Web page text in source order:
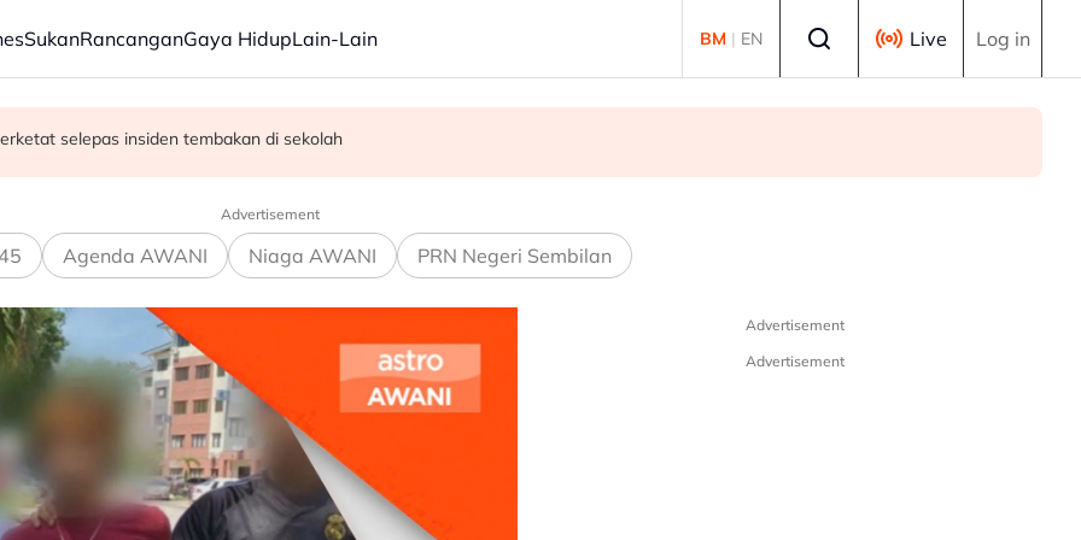
SukanRancanganGaya HidupLain-Lain BM | EN Live Log in
audio siar sentuh isu sensitiviti agama
selepas insiden tembakan di sekolah
Advertisement
Agenda AWANI Niaga AWANI PRN Negeri Sembilan
Advertisement
Advertisement